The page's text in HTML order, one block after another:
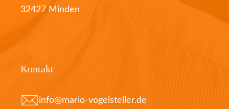
32427 Minden
Kontakt
info@mario-vogelsteller.de